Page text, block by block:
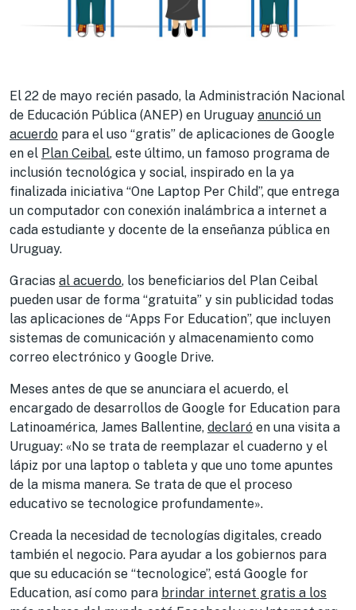
El 22 de mayo recién pasado, la Administración Nacional
de Educación Pública (ANEP) en Uruguay anunció un
acuerdo para el uso “gratis” de aplicaciones de Google
en el Plan Ceibal, este último, un famoso programa de
inclusión tecnológica y social, inspirado en la ya
finalizada iniciativa “One Laptop Per Child”, que entrega
un computador con conexión inalámbrica a internet a
cada estudiante y docente de la enseñanza pública en
Uruguay.
Gracias al acuerdo, los beneficiarios del Plan Ceibal
pueden usar de forma “gratuita” y sin publicidad todas
las aplicaciones de “Apps For Education”, que incluyen
sistemas de comunicación y almacenamiento como
correo electrónico y Google Drive.
Meses antes de que se anunciara el acuerdo, el
encargado de desarrollos de Google for Education para
Latinoamérica, James Ballentine, declaró en una visita a
Uruguay: «No se trata de reemplazar el cuaderno y el
lápiz por una laptop o tableta y que uno tome apuntes
de la misma manera. Se trata de que el proceso
educativo se tecnologice profundamente».
Creada la necesidad de tecnologías digitales, creado
también el negocio. Para ayudar a los gobiernos para
que su educación se “tecnologice”, está Google for
Education, así como para brindar internet gratis a los